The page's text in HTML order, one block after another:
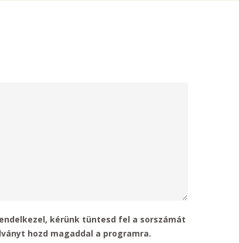
kérünk tüntesd fel a sorszámát
hozd magaddal a programra.